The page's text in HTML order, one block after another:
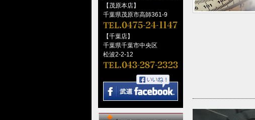
【茂原本店】
千葉県茂原市高師361-9
【千葉店】
千葉県千葉市中央区
松波2-2-12